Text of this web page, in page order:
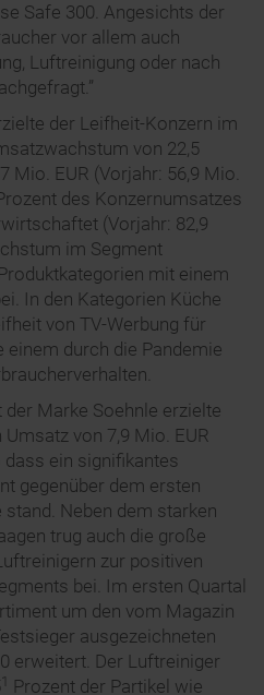
Safe 300. Angesichts der
vor allem auch
Luftreinigung oder nach
der Leifheit-Konzern im
von 22,5
Mio. EUR (Vorjahr: 56,9 Mio.
des Konzernumsatzes
(Vorjahr: 82,9
im Segment
mit einem
In den Kategorien Küche
von TV-Werbung für
durch die Pandemie
Marke Soehnle erzielte
von 7,9 Mio. EUR
dass ein signifikantes
gegenüber dem ersten
Neben dem starken
trug auch die große
zur positiven
bei. Im ersten Quartal
um den vom Magazin
ausgezeichneten
erweitert. Der Luftreiniger
1 Prozent der Partikel wie